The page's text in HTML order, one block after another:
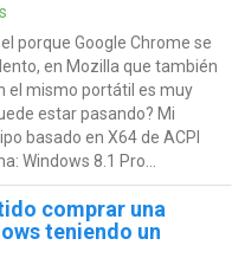
porque Google Chrome se
en Mozilla que también
el mismo portátil es muy
estar pasando? Mi
basado en X64 de ACPI
Windows 8.1 Pro...
comprar una
teniendo un